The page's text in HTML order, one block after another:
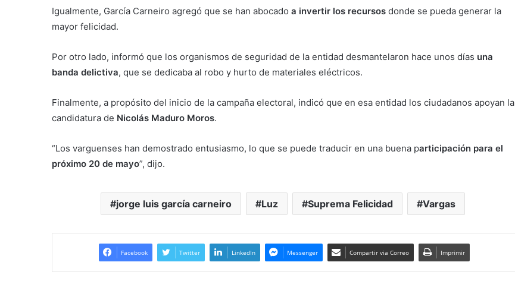
Igualmente, García Carneiro agregó que se han abocado a invertir los recursos donde se pueda generar la
mayor felicidad.
Por otro lado, informó que los organismos de seguridad de la entidad desmantelaron hace unos días una
banda delictiva, que se dedicaba al robo y hurto de materiales eléctricos.
Finalmente, a propósito del inicio de la campaña electoral, indicó que en esa entidad los ciudadanos apoyan la
candidatura de Nicolás Maduro Moros.
“Los varguenses han demostrado entusiasmo, lo que se puede traducir en una buena participación para el
próximo 20 de mayo”, dijo.
jorge luis garcía carneiro Luz Suprema Felicidad Vargas
Facebook Twitter LinkedIn Messenger Compartir via Correo Imprimir